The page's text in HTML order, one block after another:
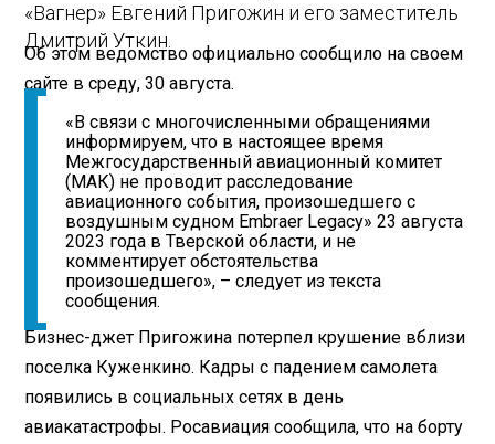
«Вагнер» Евгений Пригожин и его заместитель
Дмитрий Уткин.
Об этом ведомство официально сообщило на своем
сайте в среду, 30 августа.
«В связи с многочисленными обращениями
информируем, что в настоящее время
Межгосударственный авиационный комитет
(МАК) не проводит расследование
авиационного события, произошедшего с
воздушным судном Embraer Legacy» 23 августа
2023 года в Тверской области, и не
комментирует обстоятельства
произошедшего», – следует из текста
сообщения.
Бизнес-джет Пригожина потерпел крушение вблизи
поселка Куженкино. Кадры с падением самолета
появились в социальных сетях в день
авиакатастрофы. Росавиация сообщила, что на борту